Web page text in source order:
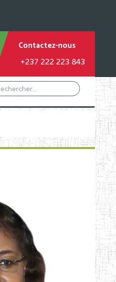
Contactez-nous
+237 222 223 843